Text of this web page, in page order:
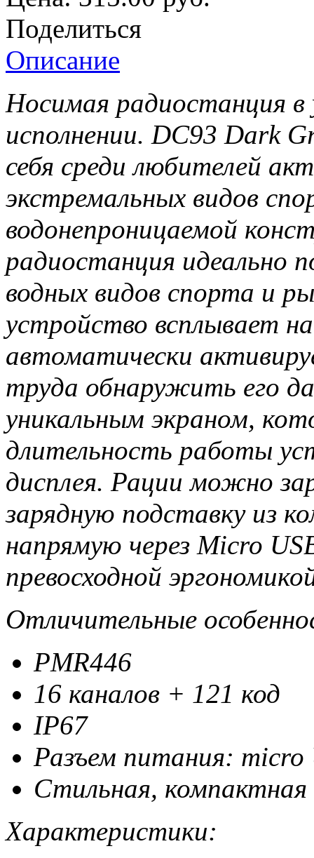
Поделиться
Описание
Носимая радиостанция
исполнении. DC93 Dark
себя среди любителей
экстремальных видов
водонепроницаемой
радиостанция идеально
водных видов спорта и
устройство всплывает
автоматически
труда обнаружить его
уникальным экраном,
длительность работы
дисплея. Рации можно
зарядную подставку из
напрямую через Micro
превосходной
Отличительные
PMR446
16 каналов + 121 код
IP67
Разъем питания: micro
Стильная,
Характеристики: